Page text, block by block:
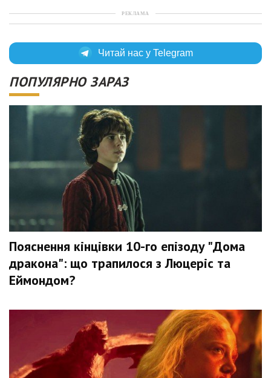
РЕКЛАМА
Читай нас у Telegram
ПОПУЛЯРНО ЗАРАЗ
Пояснення кінцівки 10-го епізоду "Дома
дракона": що трапилося з Люцеріс та
Еймондом?